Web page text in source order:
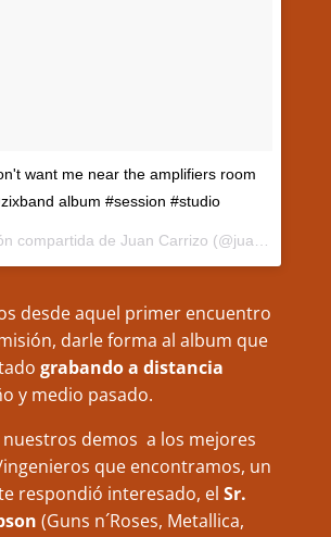
want me near the amplifiers room
album #session #studio
compartida de Juan Carrizo (@juancarrizoae) el
desde aquel primer encuentro
darle forma al album que
grabando a distancia
y medio pasado.
demos a los mejores
que encontramos, un
respondió interesado, el Sr.
(Guns n´Roses, Metallica,